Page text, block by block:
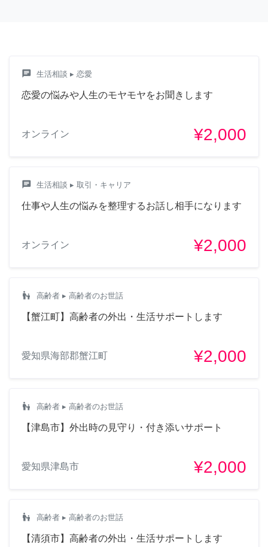
chat 生活相談 ▸ 恋愛
恋愛の悩みや人生のモヤモヤをお聞きします
オンライン ¥2,000
chat 生活相談 ▸ 取引・キャリア
仕事や人生の悩みを整理するお話し相手になります
オンライン ¥2,000
escalator_warning 高齢者 ▸ 高齢者のお世話
【蟹江町】高齢者の外出・生活サポートします
愛知県海部郡蟹江町 ¥2,000
escalator_warning 高齢者 ▸ 高齢者のお世話
【津島市】外出時の見守り・付き添いサポート
愛知県津島市 ¥2,000
escalator_warning 高齢者 ▸ 高齢者のお世話
【清須市】高齢者の外出・生活サポートします